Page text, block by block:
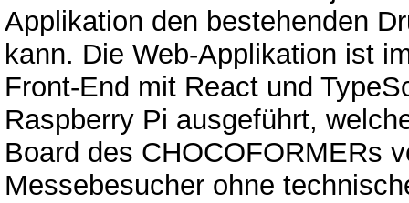
Applikation den bestehenden
kann. Die Web-Applikation ist
Front-End mit React und
Raspberry Pi ausgeführt,
Board des CHOCOFORMERs
Messebesucher ohne